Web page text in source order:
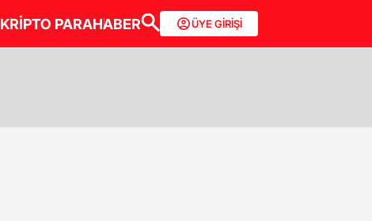
KRİPTO PARAHABER ÜYE GİRİŞİ